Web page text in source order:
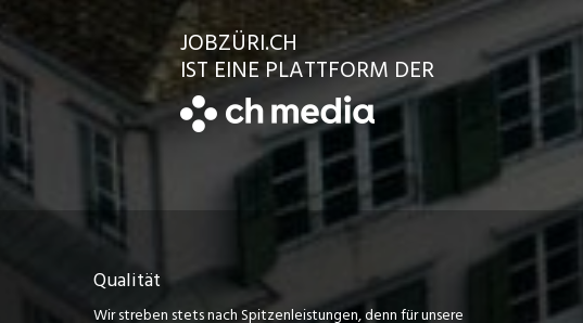
JOBZÜRI.CH
IST EINE PLATTFORM DER
Qualität
Wir streben stets nach Spitzenleistungen, denn für unsere